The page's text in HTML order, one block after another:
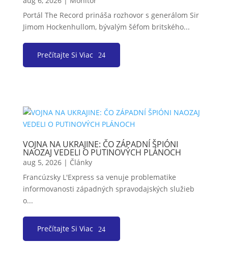
Portál The Record prináša rozhovor s generálom Sir
Jimom Hockenhullom, bývalým šéfom britského...
Prečítajte Si Viac
VOJNA NA UKRAJINE: ČO ZÁPADNÍ ŠPIÓNI
NAOZAJ VEDELI O PUTINOVÝCH PLÁNOCH
aug 5, 2026| Články
Francúzsky L'Express sa venuje problematike
informovanosti západných spravodajských služieb
o...
Prečítajte Si Viac